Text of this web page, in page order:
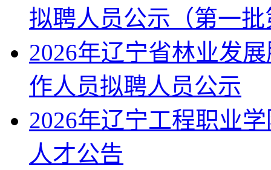
拟聘人员公示（第一
2026年辽宁省林业发
作人员拟聘人员公示
2026年辽宁工程职业
人才公告